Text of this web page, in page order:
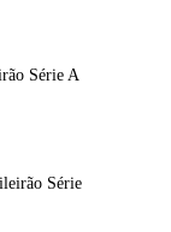
Série A
Série